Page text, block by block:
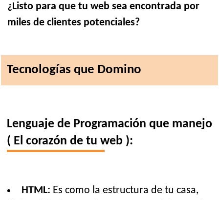
¿Listo para que tu web sea encontrada por
miles de clientes potenciales?
Tecnologías que Domino
Lenguaje de Programación que manejo
( El corazón de tu web ):
HTML: Es como la estructura de tu casa,